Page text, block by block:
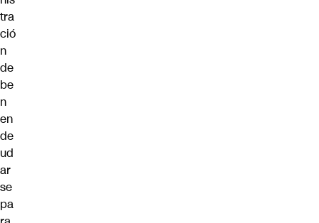
tra
ció
n
de
be
n
en
de
ud
ar
se
pa